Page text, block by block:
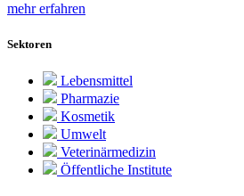
mehr erfahren
Sektoren
Lebensmittel
Pharmazie
Kosmetik
Umwelt
Veterinärmedizin
Öffentliche Institute